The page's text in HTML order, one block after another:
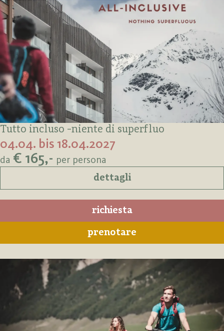
Tutto incluso -niente di superfluo
04.04. bis 18.04.2027
da € 165,- per persona
dettagli
richiesta
prenotare